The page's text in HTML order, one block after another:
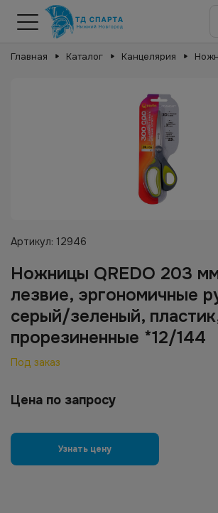
Главная Каталог Канцелярия
Артикул: 12946
Ножницы QREDO 203
лезвие, эргономичные
серый/зеленый,
прорезиненные *12/144
Под заказ
Цена по запросу
Узнать цену